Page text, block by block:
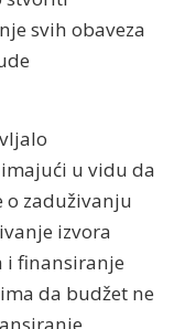
svih obaveza
u vidu da
o zaduživanju
izvora
i finansiranje
da budžet ne